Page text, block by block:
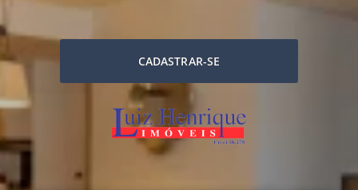
CADASTRAR-SE